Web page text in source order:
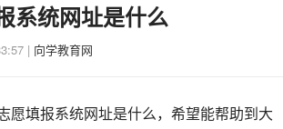
系统网址是什么
| 向学教育网
愿填报系统网址是什么，希望能帮助到大